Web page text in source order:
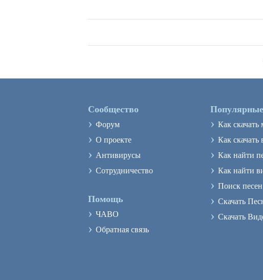
Сообщество
› Форум
› О проекте
› Антивирусы
› Сотрудничество
Помощь
› ЧАВО
› Обратная связь
› Как
› Как
› Как найти
› Как найти
› Поиск
› Скачать
› Скачать